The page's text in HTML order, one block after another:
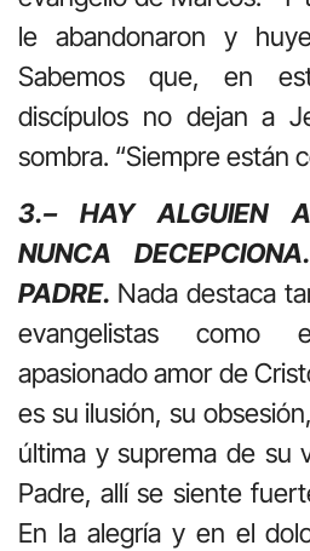
le abandonaron y
Sabemos que, en
discípulos no dejan a
sombra. “Siempre están
3.– HAY ALGUIEN
NUNCA
PADRE. Nada destaca
evangelistas como
apasionado amor de
es su ilusión, su
última y suprema de su
Padre, allí se siente
En la alegría y en el